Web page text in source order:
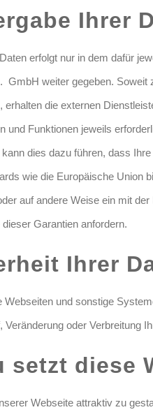
Ihrer
erfolgt nur in dem dafür
GmbH weiter gegeben.
erhalten die externen
und Funktionen jeweils
dies dazu führen, dass
wie die Europäische Union
auf andere Weise ein mit
Garantien anfordern.
Ihrer
Webseiten und sonstige
Veränderung oder Verbreitung
setzt diese
Webseite attraktiv zu